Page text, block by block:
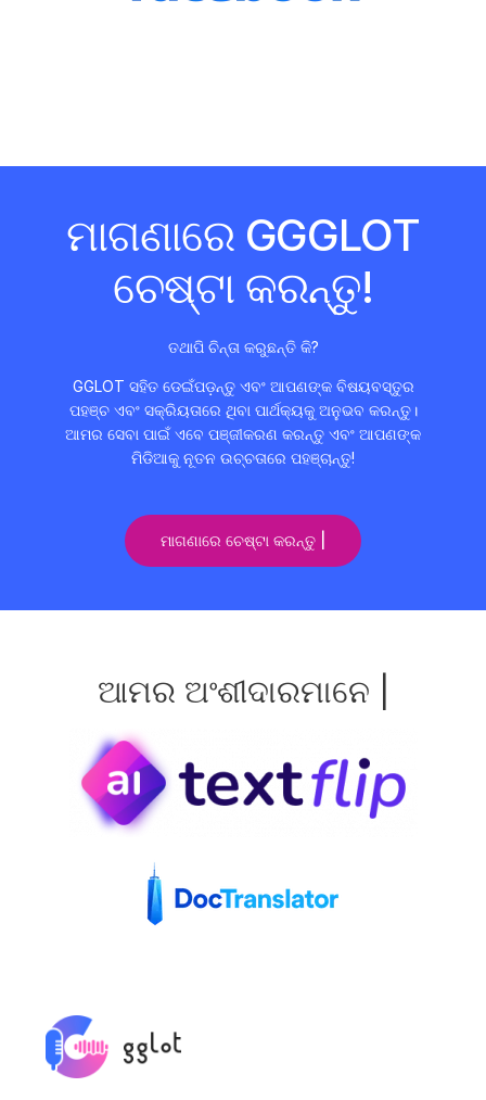
ମାଗଣାରେ GGGLOT
ଚେଷ୍ଟା କରନ୍ତୁ!
ତଥାପି ଚିନ୍ତା କରୁଛନ୍ତି କି?
GGLOT ସହିତ ଡେଇଁପଡ଼ନ୍ତୁ ଏବଂ ଆପଣଙ୍କ ବିଷୟବସ୍ତୁର
ପହଞ୍ଚ ଏବଂ ସକ୍ରିୟତାରେ ଥିବା ପାର୍ଥକ୍ୟକୁ ଅନୁଭବ କରନ୍ତୁ।
ଆମର ସେବା ପାଇଁ ଏବେ ପଞ୍ଜୀକରଣ କରନ୍ତୁ ଏବଂ ଆପଣଙ୍କ
ମିଡିଆକୁ ନୂତନ ଉଚ୍ଚତାରେ ପହଞ୍ଚାନ୍ତୁ!
ମାଗଣାରେ ଚେଷ୍ଟା କରନ୍ତୁ |
ଆମର ଅଂଶୀଦାରମାନେ |